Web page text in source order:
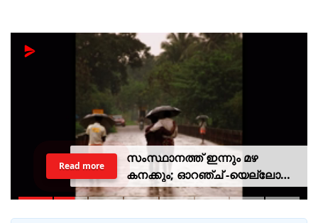
സംസ്ഥാനത്ത് ഇന്നും മഴ
കനക്കും; ഓറഞ്ച് -യെല്ലോ
അലര്‍ട്ടുകള്‍ പ്രഖ്യാപിച്ചു
Read more